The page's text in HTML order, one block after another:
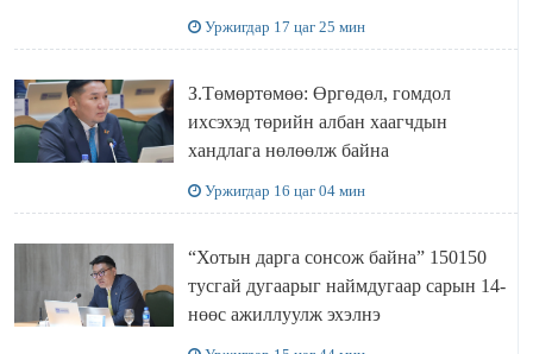
Уржигдар 17 цаг 25 мин
З.Төмөртөмөө: Өргөдөл, гомдол
ихсэхэд төрийн албан хаагчдын
хандлага нөлөөлж байна
Уржигдар 16 цаг 04 мин
“Хотын дарга сонсож байна” 150150
тусгай дугаарыг наймдугаар сарын 14-
нөөс ажиллуулж эхэлнэ